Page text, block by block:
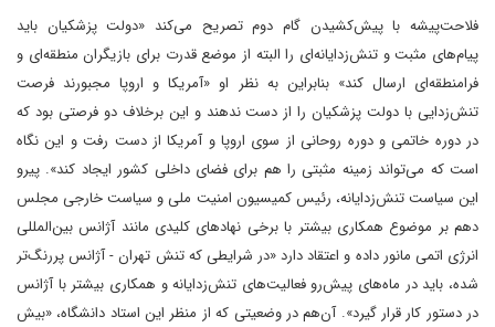
فلاحت‌پیشه با پیش‌کشیدن گام دوم تصریح می‌کند «دولت پزشکیان باید
پیام‌های مثبت و تنش‌زدایانه‌ای را البته از موضع قدرت برای بازیگران منطقه‌ای و
فرامنطقه‌ای ارسال کند» بنابراین به نظر او «آمریکا و اروپا مجبورند فرصت
تنش‌زدایی با دولت پزشکیان را از دست ندهند و این برخلاف دو فرصتی بود که
در دوره خاتمی و دوره روحانی از سوی اروپا و آمریکا از دست رفت و این نگاه
است که می‌تواند زمینه مثبتی را هم برای فضای داخلی کشور ایجاد کند». پیرو
این سیاست تنش‌زدایانه، رئیس کمیسیون امنیت ملی و سیاست خارجی مجلس
دهم بر موضوع همکاری بیشتر با برخی نهادهای کلیدی مانند آژانس بین‌المللی
انرژی اتمی مانور داده و اعتقاد دارد «در شرایطی که تنش تهران - آژانس پررنگ‌تر
شده، باید در ماه‌های پیش‌رو فعالیت‌های تنش‌زدایانه و همکاری بیشتر با آژانس
در دستور کار قرار گیرد». آن‌هم در وضعیتی که از منظر این استاد دانشگاه، «بیش